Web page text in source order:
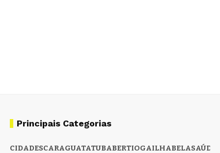
Principais Categorias
CIDADESCARAGUATATUBABERTIOGAILHABELASAÚDE